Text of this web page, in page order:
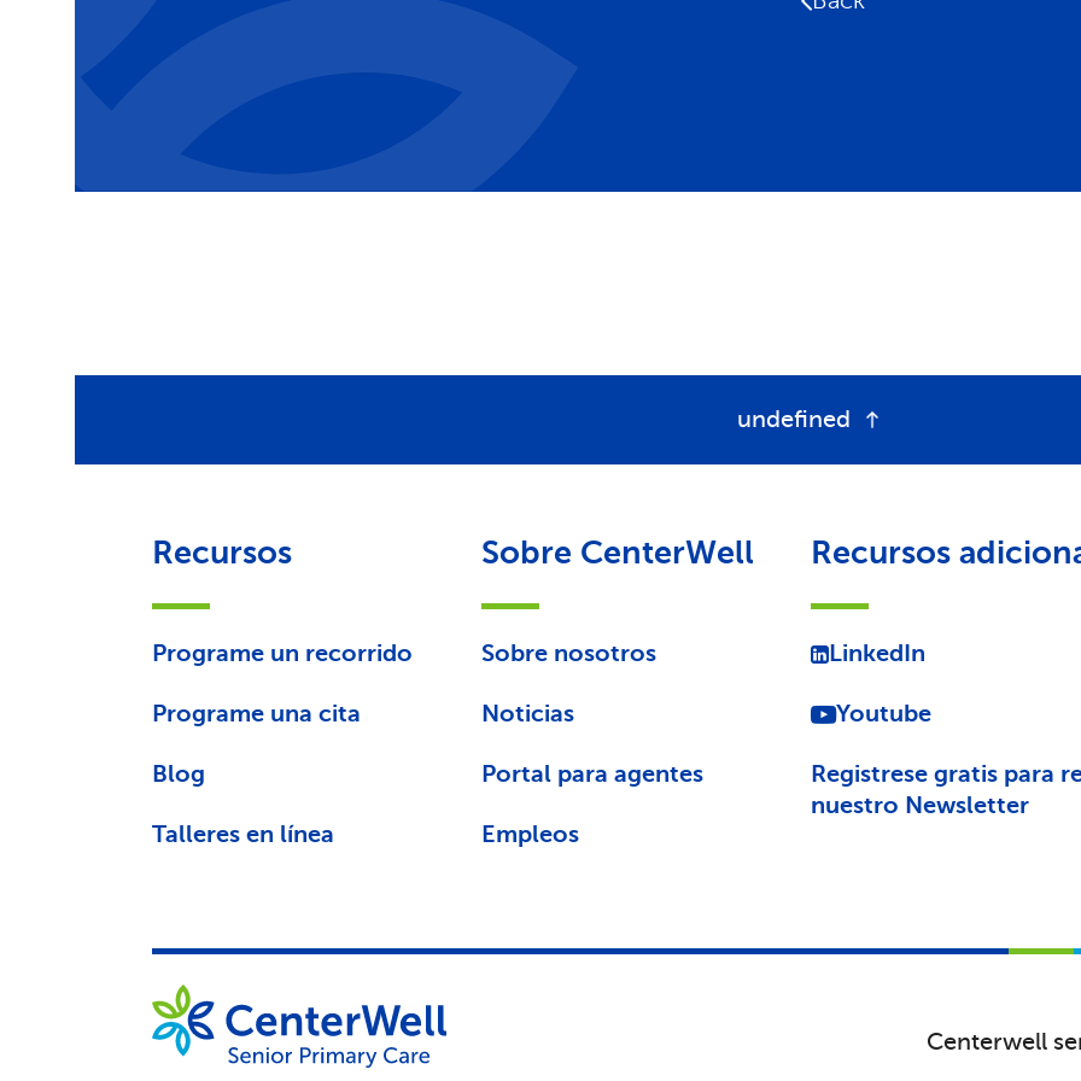
undefined
Recursos
Programe un recorrido
Programe una cita
Blog
Talleres en línea
Sobre CenterWell
Sobre nosotros
Noticias
Portal para agentes
Empleos
Recursos
LinkedIn
Youtube
Registrese gratis para
nuestro Newsletter
Centerwell